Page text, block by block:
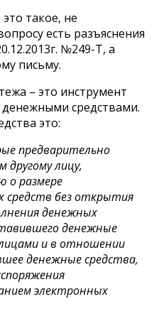
такое, не
есть разъяснения
№249-Т, а
письму.
– это инструмент
средствами.
это:
предварительно
другому лицу,
о размере
средств без открытия
денежных
денежные
и в отношении
денежные средства,
электронных